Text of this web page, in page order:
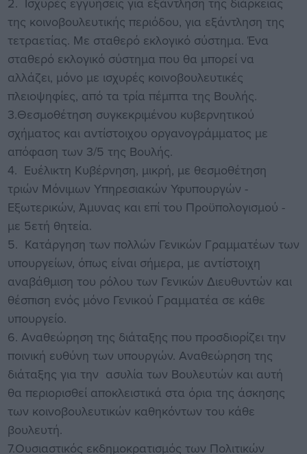
της κοινοβουλευτικής περιόδου, για εξάντληση της
τετραετίας. Με σταθερό εκλογικό σύστημα. Ένα
σταθερό εκλογικό σύστημα που θα μπορεί να
αλλάζει, μόνο με ισχυρές κοινοβουλευτικές
πλειοψηφίες, από τα τρία πέμπτα της Βουλής.
3.Θεσμοθέτηση συγκεκριμένου κυβερνητικού
σχήματος και αντίστοιχου οργανογράμματος με
απόφαση των 3/5 της Βουλής.
4. Ευέλικτη Κυβέρνηση, μικρή, με θεσμοθέτηση
τριών Μόνιμων Υπηρεσιακών Υφυπουργών -
Εξωτερικών, Άμυνας και επί του Προϋπολογισμού -
με 5ετή θητεία.
5. Κατάργηση των πολλών Γενικών Γραμματέων των
υπουργείων, όπως είναι σήμερα, με αντίστοιχη
αναβάθμιση του ρόλου των Γενικών Διευθυντών και
θέσπιση ενός μόνο Γενικού Γραμματέα σε κάθε
υπουργείο.
6. Αναθεώρηση της διάταξης που προσδιορίζει την
ποινική ευθύνη των υπουργών. Αναθεώρηση της
διάταξης για την ασυλία των Βουλευτών και αυτή
θα περιορισθεί αποκλειστικά στα όρια της άσκησης
των κοινοβουλευτικών καθηκόντων του κάθε
βουλευτή.
7.Ουσιαστικός εκδημοκρατισμός των Πολιτικών